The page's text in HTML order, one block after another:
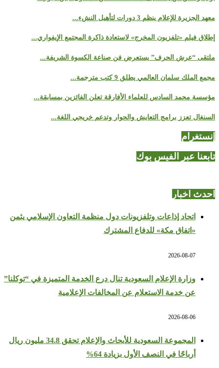
معهد الجزيرة للإعلام ينظم 3 دورات لتأهيل النشء...
إطلاق فيلم «تلفزيون المخرج» لاستعادة ذاكرة المجتمع الإيفواري...
ملتقى “عرش الحرف” يستعرض فن صناعة الكسوة الشريفة...
مجمع الملك سلمان العالمي يطلق 9 كتب مترجمة...
مؤسسة محمد السادس للعلماء الأفارقة تعلن الفائزين بمسابقة...
السنغال تعزز برامج التعايش والحوار وتدعم خريجي اللغة...
إنستغرام
تابعنا عبر الفيس بوك
احدث اخبار
اتحاد إذاعات وتلفزيونات دول منظمة التعاون الإسلامي يثمن
«اتفاق مكة» للدفاع المشترك
2026-08-07
وزارة الإعلام السعودية تنال درع الخدمة المتميزة في “توكلنا”
عن خدمة الاستعلام عن المخالفات الإعلامية
2026-08-06
المجموعة السعودية للأبحاث والإعلام تحقق 34.8 مليون ريال
أرباحًا في النصف الأول بزيادة 64%